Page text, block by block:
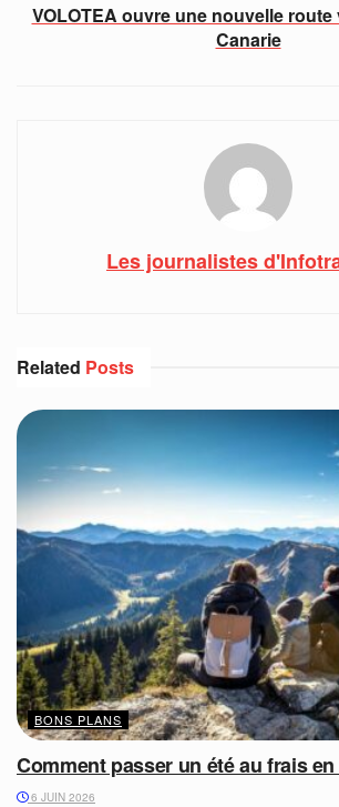
VOLOTEA ouvre une nouvelle route
Canarie
Les journalistes
Related Posts
BONS PLANS
Comment passer un été au frais
6 JUIN 2026